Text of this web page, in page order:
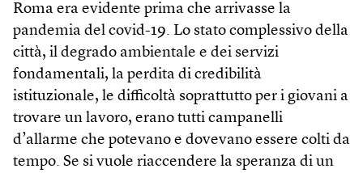
Roma era evidente prima che arrivasse la
pandemia del covid-19. Lo stato complessivo della
città, il degrado ambientale e dei servizi
fondamentali, la perdita di credibilità
istituzionale, le difficoltà soprattutto per i giovani a
trovare un lavoro, erano tutti campanelli
d’allarme che potevano e dovevano essere colti da
tempo. Se si vuole riaccendere la speranza di un